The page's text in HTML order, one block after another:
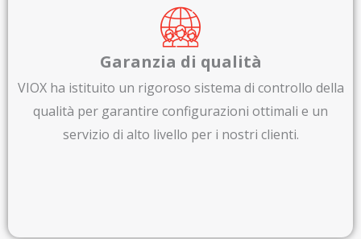
Garanzia di qualità
VIOX ha istituito un rigoroso sistema di controllo della
qualità per garantire configurazioni ottimali e un
servizio di alto livello per i nostri clienti.